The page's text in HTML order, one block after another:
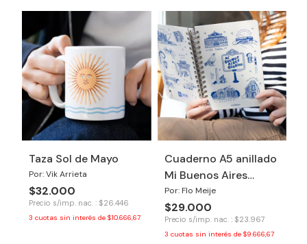
Taza Sol de Mayo
Por: Vik Arrieta
$32.000
Precio s/imp. nac. : $26.446
3 cuotas sin interés de $10.666,67
Cuaderno A5 anillado
Mi Buenos Aires
Querido
Por: Flo Meije
$29.000
Precio s/imp. nac. : $23.967
3 cuotas sin interés de $9.666,67